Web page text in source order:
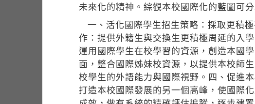
未來化的精神。綜觀本校國際化的藍圖可分
一、活化國際學生招生策略：採取更積
作：提供外籍生與交換生更積極周延的入
運用國際學生在校學習的資源，創造本國
面，整合國際姊妹校資源，以提供本校師
校學生的外語能力與國際視野。四、促進
打造本校國際發展的另一個高峰，使國際